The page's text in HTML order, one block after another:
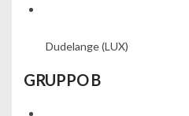
Dudelange(LUX)
GRUPPO B